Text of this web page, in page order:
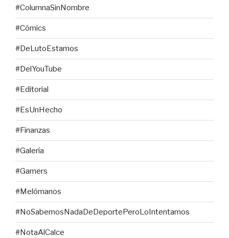
#ColumnaSinNombre
#Cómics
#DeLutoEstamos
#DelYouTube
#Editorial
#EsUnHecho
#Finanzas
#Galería
#Gamers
#Melómanos
#NoSabemosNadaDeDeportePeroLoIntentamos
#NotaAlCalce